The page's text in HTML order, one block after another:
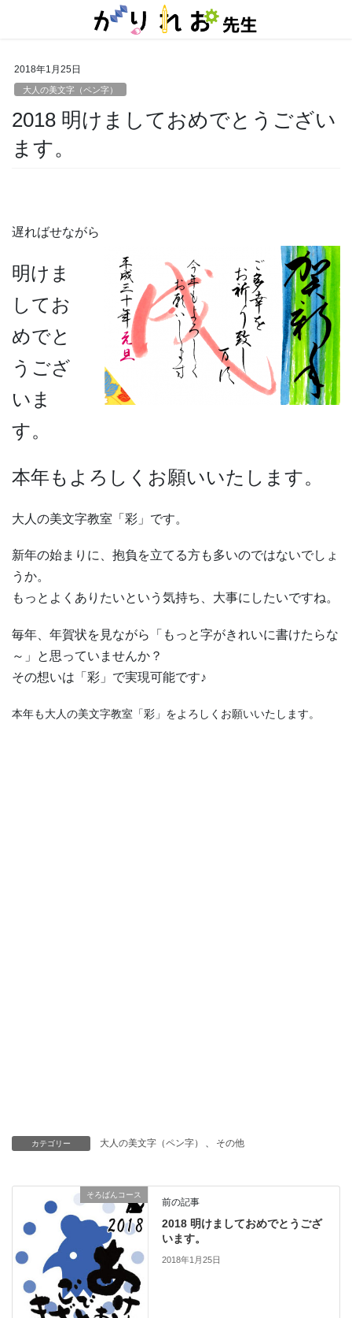
2018年1月25日
大人の美文字（ペン字）
2018 明けましておめでとうござい
ます。
遅ればせながら
明けま
してお
めでと
うござ
いま
す。
本年もよろしくお願いいたします。
大人の美文字教室「彩」です。
新年の始まりに、抱負を立てる方も多いのではないでしょ
うか。
もっとよくありたいという気持ち、大事にしたいですね。
毎年、年賀状を見ながら「もっと字がきれいに書けたらな
～」と思っていませんか？
その想いは「彩」で実現可能です♪
本年も大人の美文字教室「彩」をよろしくお願いいたします。
カテゴリー 大人の美文字（ペン字） 、 その他
そろばんコース
前の記事
2018 明けましておめでとうござ
います。
2018年1月25日